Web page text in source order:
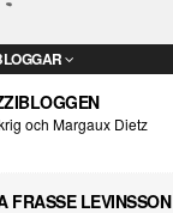
och Margaux Dietz
FRASSE LEVINSSON